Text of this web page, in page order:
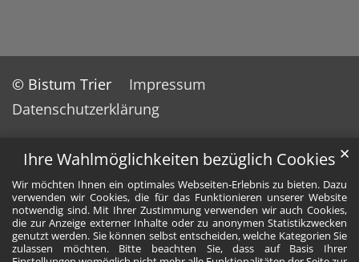
Ihre Wahlmöglichkeiten bezüglich Cookies
Wir möchten Ihnen ein optimales Webseiten-Erlebnis zu bieten. Dazu
verwenden wir Cookies, die für das Funktionieren unserer Website
notwendig sind. Mit Ihrer Zustimmung verwenden wir auch Cookies,
die zur Anzeige externer Inhalte oder zu anonymen Statistikzwecken
genutzt werden. Sie können selbst entscheiden, welche Kategorien Sie
zulassen möchten. Bitte beachten Sie, dass auf Basis Ihrer
✕
© Bistum Trier
Impressum
Datenschutzerklärung